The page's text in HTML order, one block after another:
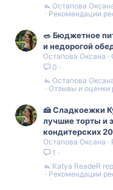
Рекомендации
Остапова
🥗 Бюджетное
и недорогой
Остапова Оксана
0
Отзывы и оценки
Остапова
🍰 Сладкоежки
лучшие торты и
кондитерских
Остапова Оксана
1
Рекомендации
Katya ReadeR